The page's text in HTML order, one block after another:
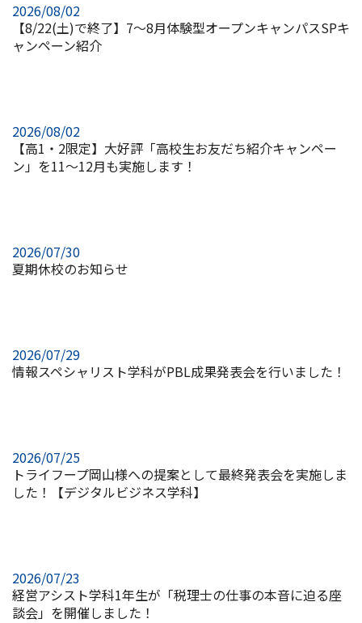
2026/08/02
【8/22(土)で終了】7～8月体験型オープンキャンパスSPキ
ャンペーン紹介
2026/08/02
【高1・2限定】大好評「高校生お友だち紹介キャンペー
ン」を11～12月も実施します！
2026/07/30
夏期休校のお知らせ
2026/07/29
情報スペシャリスト学科がPBL成果発表会を行いました！
2026/07/25
トライフープ岡山様への提案として最終発表会を実施しま
した！【デジタルビジネス学科】
2026/07/23
経営アシスト学科1年生が「税理士の仕事の本音に迫る座
談会」を開催しました！